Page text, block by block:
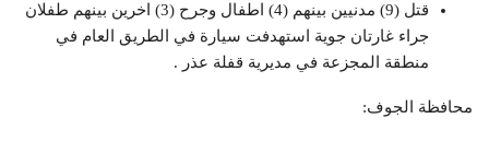
قتل (9) مدنيين بينهم (4) اطفال وجرح (3) اخرين بينهم طفلان
جراء غارتان جوية استهدفت سيارة في الطريق العام في
منطقة المجزعة في مديرية قفلة عذر .
محافظة الجوف: